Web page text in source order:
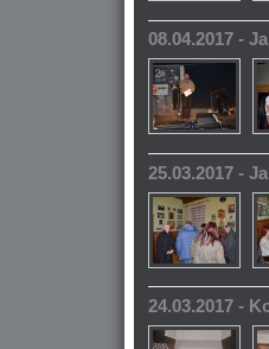
08.04.2017 -
25.03.2017 -
24.03.2017 -